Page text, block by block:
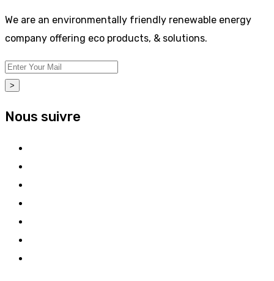
We are an environmentally friendly renewable energy
company offering eco products, & solutions.
>
Nous suivre